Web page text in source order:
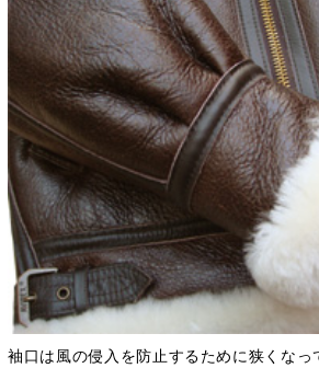
袖口は風の侵入を防止するために狭くなっ